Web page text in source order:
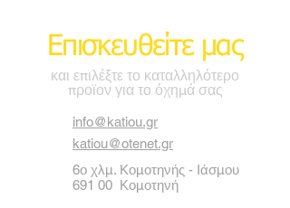
Επισκευθείτε μας
και επιλέξτε το καταλληλότερο
προϊον για το όχημά σας
info@katiou.gr
katiou@otenet.gr
6ο χλμ. Κομοτηνής - Ιάσμου
691 00 Κομοτηνή